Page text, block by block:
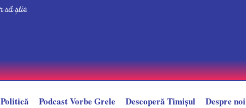
Politică Podcast Vorbe Grele Descoperă Timișul Despre noi